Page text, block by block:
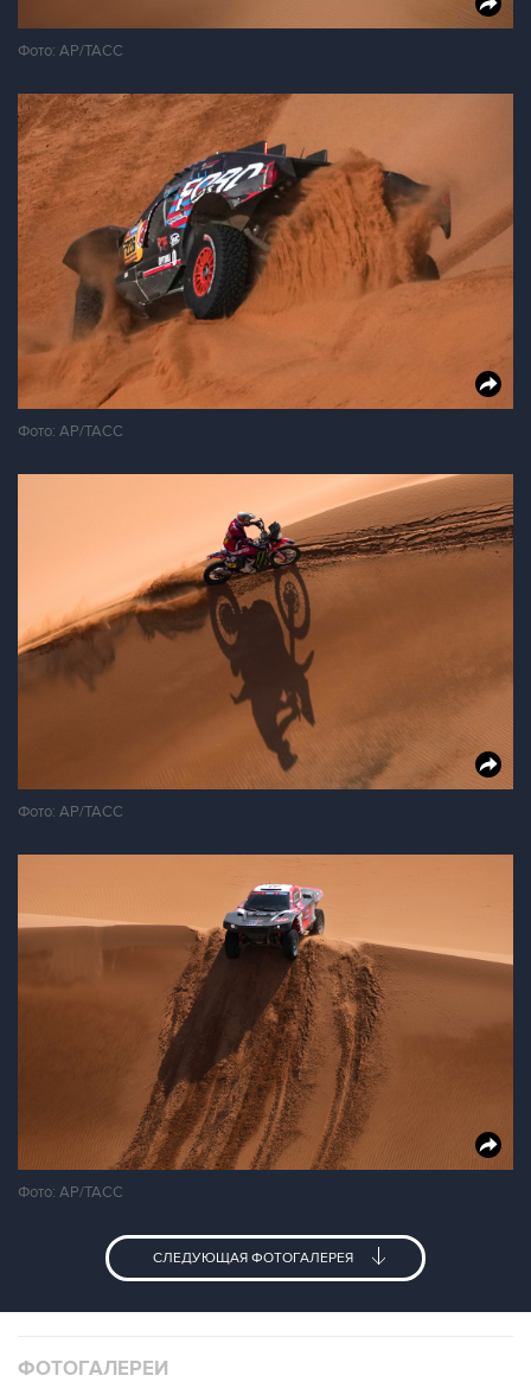
Фото: АР/ТАСС
Фото: АР/ТАСС
Фото: АР/ТАСС
Фото: АР/ТАСС
СЛЕДУЮЩАЯ ФОТОГАЛЕРЕЯ
ФОТОГАЛЕРЕИ